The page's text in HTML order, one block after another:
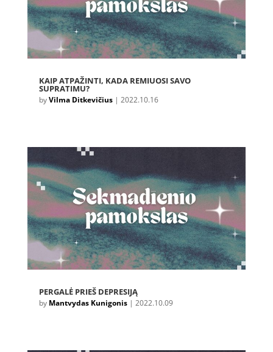
KAIP ATPAŽINTI, KADA REMIUOSI SAVO
SUPRATIMU?
byVilma Ditkevičius| 2022.10.16
PERGALĖ PRIEŠ DEPRESIJĄ
by Mantvydas Kunigonis| 2022.10.09